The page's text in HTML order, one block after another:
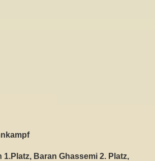
1.Platz, Baran Ghassemi 2. Platz,